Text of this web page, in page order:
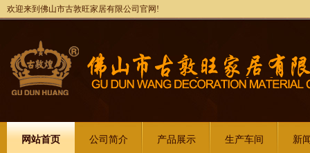
欢迎来到佛山市古敦旺家居有限公司官网!
网站首页 公司简介 产品展示 生产车间 新